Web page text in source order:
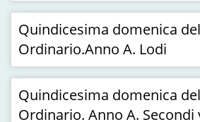
Quindicesima domenica
Ordinario.Anno A. Lodi
Quindicesima domenica
Ordinario. Anno A. Secondi